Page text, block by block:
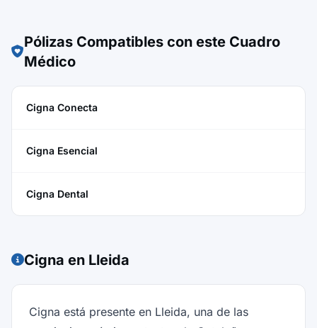
Pólizas Compatibles con este Cuadro
Médico
Cigna Conecta
Cigna Esencial
Cigna Dental
Cigna en Lleida
Cigna está presente en Lleida, una de las